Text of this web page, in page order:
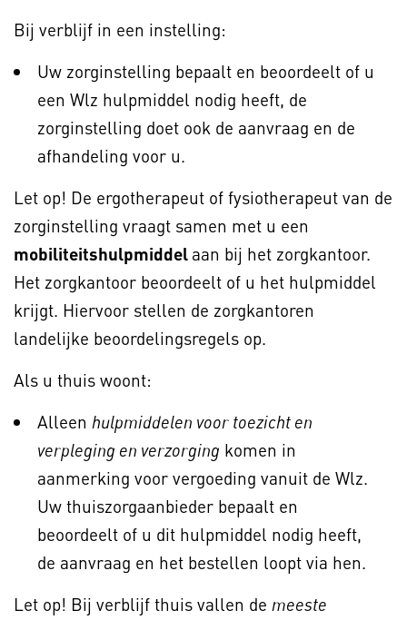
Bij verblijf in een instelling:
Uw zorginstelling bepaalt en beoordeelt of u
een Wlz hulpmiddel nodig heeft, de
zorginstelling doet ook de aanvraag en de
afhandeling voor u.
Let op! De ergotherapeut of fysiotherapeut van de
zorginstelling vraagt samen met u een
mobiliteitshulpmiddel aan bij het zorgkantoor.
Het zorgkantoor beoordeelt of u het hulpmiddel
krijgt. Hiervoor stellen de zorgkantoren
landelijke beoordelingsregels op.
Als u thuis woont:
Alleen hulpmiddelen voor toezicht en
verpleging en verzorging komen in
aanmerking voor vergoeding vanuit de Wlz.
Uw thuiszorgaanbieder bepaalt en
beoordeelt of u dit hulpmiddel nodig heeft,
de aanvraag en het bestellen loopt via hen.
Let op! Bij verblijf thuis vallen de meeste